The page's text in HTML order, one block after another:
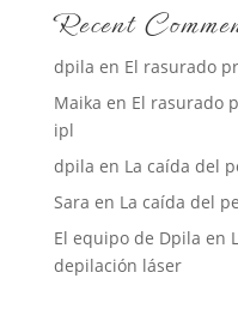
Recent
dpila en El rasurado
Maika en El rasurado
ipl
dpila en La caída del
Sara en La caída del
El equipo de Dpila en
depilación láser